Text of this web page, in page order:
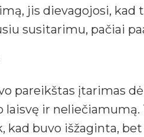
jis dievagojosi,
susitarimu, pačiai
pareikštas įtarimas
ir
kad buvo išžaginta,